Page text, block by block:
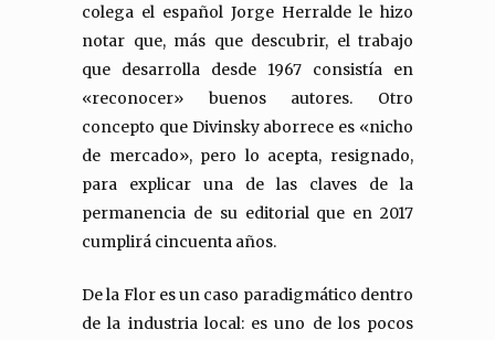
colega el español Jorge Herralde le hizo
notar que, más que descubrir, el trabajo
que desarrolla desde 1967 consistía en
«reconocer» buenos autores. Otro
concepto que Divinsky aborrece es «nicho
de mercado», pero lo acepta, resignado,
para explicar una de las claves de la
permanencia de su editorial que en 2017
cumplirá cincuenta años.
De la Flor es un caso paradigmático dentro
de la industria local: es uno de los pocos